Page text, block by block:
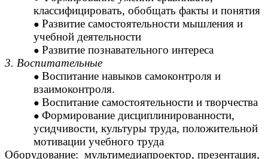
классифицировать, обобщать факты и понятия
Развитие самостоятельности мышления и
учебной деятельности
Развитие познавательного интереса
3. Воспитательные
Воспитание навыков самоконтроля и
взаимоконтроля.
Воспитание самостоятельности и творчества
Формирование дисциплинированности,
усидчивости, культуры труда, положительной
мотивации учебного труда
Оборудование: мультимедиапроектор, презентация,